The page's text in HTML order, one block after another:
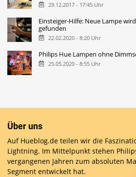
29.12.2017 - 17:45 Uhr
Einsteiger-Hilfe: Neue Lampe
gefunden
22.02.2020 - 8:20 Uhr
Philips Hue Lampen ohne
25.05.2020 - 8:55 Uhr
Über uns
Auf Hueblog.de teilen wir die
Lightning. Im Mittelpunkt stehen
vergangenen Jahren zum absoluten
Segment entwickelt hat.